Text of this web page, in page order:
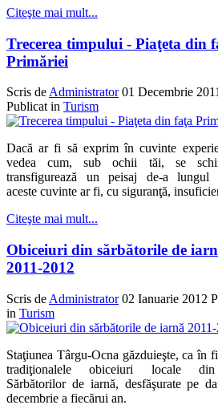
Citeşte mai mult...
Trecerea timpului - Piaţeta din
Primăriei
Scris de Administrator 01 Decembrie 2011
Publicat in Turism
Dacă ar fi să exprim în cuvinte
vedea cum, sub ochii tăi, se
transfigurează un peisaj de-a lungul
aceste cuvinte ar fi, cu siguranţă,
Citeşte mai mult...
Obiceiuri din sărbătorile de
2011-2012
Scris de Administrator 02 Ianuarie 2012
in Turism
Staţiunea Târgu-Ocna găzduieşte, ca în
tradiţionalele obiceiuri locale
Sărbătorilor de iarnă, desfăşurate pe
decembrie a fiecărui an.